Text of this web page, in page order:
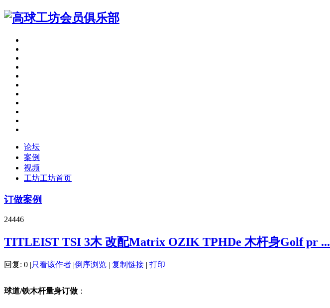
论坛
案例
视频
工坊工坊首页
订做案例
24446
TITLEIST TSI 3木 改配Matrix OZIK TPHDe 木杆身Golf pr ...
回复: 0 |只看该作者 |倒序浏览 | 复制链接 | 打印
球道/铁木杆量身订做 ：